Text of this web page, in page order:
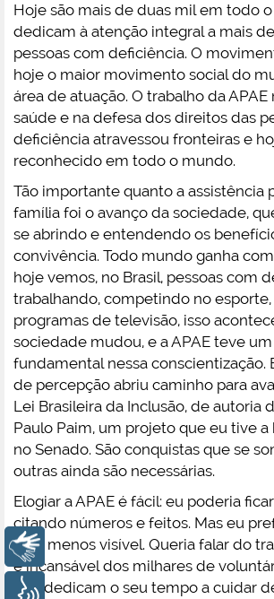
Hoje são mais de duas mil em todo o
dedicam à atenção integral a mais
pessoas com deficiência. O
hoje o maior movimento social do
área de atuação. O trabalho da APAE
saúde e na defesa dos direitos das
deficiência atravessou fronteiras e
reconhecido em todo o mundo.
Tão importante quanto a assistência
família foi o avanço da sociedade,
se abrindo e entendendo os
convivência. Todo mundo ganha
hoje vemos, no Brasil, pessoas com
trabalhando, competindo no
programas de televisão, isso
sociedade mudou, e a APAE teve
fundamental nessa conscientização.
de percepção abriu caminho para
Lei Brasileira da Inclusão, de autoria
Paulo Paim, um projeto que eu tive
no Senado. São conquistas que se
outras ainda são necessárias.
Elogiar a APAE é fácil: eu poderia
citando números e feitos. Mas eu
lado menos visível. Queria falar do
e incansável dos milhares de
que dedicam o seu tempo a cuidar
Libras
Voz